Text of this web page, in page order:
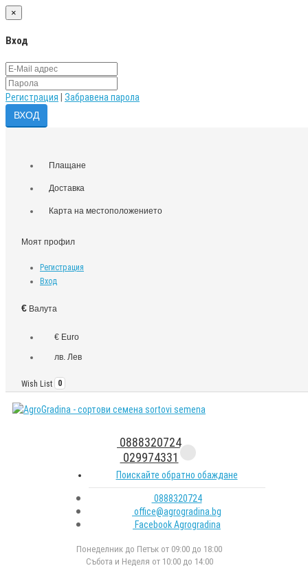
×
Вход
Регистрация Забравена парола
Плащане
Доставка
Карта на местоположението
Моят профил
Регистрация
Вход
€ Валута
€ Euro
лв. Лев
Wish List 0
0888320724
029974331
Поискайте обратно обаждане
0888320724
office@agrogradina.bg
Facebook Agrogradina
Понеделник до Петък от 09:00 до 18:00
Събота и Неделя от 10:00 до 14:00